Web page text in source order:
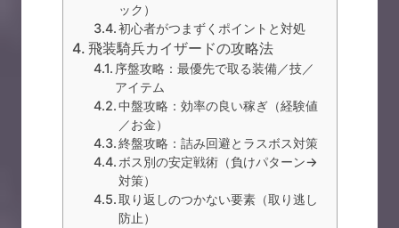
ック）
初心者がつまずくポイントと対処
飛装騎兵カイザードの攻略法
序盤攻略：最優先で取る装備／技／
アイテム
中盤攻略：効率の良い稼ぎ（経験値
／お金）
終盤攻略：詰み回避とラスボス対策
ボス別の安定戦術（負けパターン→
対策）
取り返しのつかない要素（取り逃し
防止）